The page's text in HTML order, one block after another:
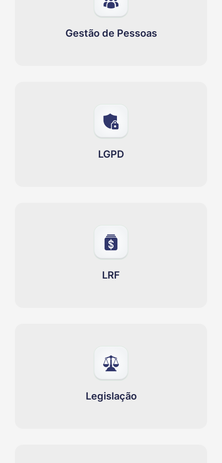
Gestão de Pessoas
LGPD
LRF
Legislação